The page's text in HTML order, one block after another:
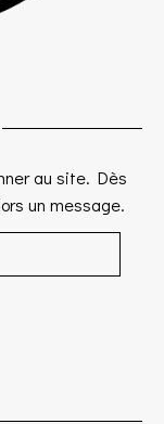
au site. Dès
un message.